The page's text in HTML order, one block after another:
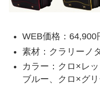
WEB価格：64,900
素材：クラリーノ
カラー：クロ×レ
ブルー、クロ×グ